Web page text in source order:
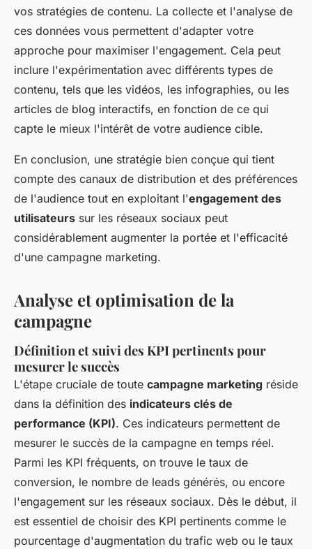
vos stratégies de contenu. La collecte et l'analyse de
ces données vous permettent d'adapter votre
approche pour maximiser l'engagement. Cela peut
inclure l'expérimentation avec différents types de
contenu, tels que les vidéos, les infographies, ou les
articles de blog interactifs, en fonction de ce qui
capte le mieux l'intérêt de votre audience cible.
En conclusion, une stratégie bien conçue qui tient
compte des canaux de distribution et des préférences
de l'audience tout en exploitant l'engagement des
utilisateurs sur les réseaux sociaux peut
considérablement augmenter la portée et l'efficacité
d'une campagne marketing.
Analyse et optimisation de la
campagne
Définition et suivi des KPI pertinents pour
mesurer le succès
L'étape cruciale de toute campagne marketing réside
dans la définition des indicateurs clés de
performance (KPI). Ces indicateurs permettent de
mesurer le succès de la campagne en temps réel.
Parmi les KPI fréquents, on trouve le taux de
conversion, le nombre de leads générés, ou encore
l'engagement sur les réseaux sociaux. Dès le début, il
est essentiel de choisir des KPI pertinents comme le
pourcentage d'augmentation du trafic web ou le taux